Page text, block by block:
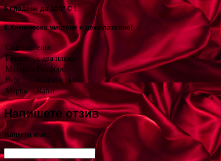
5.Гладене до 150º С !
6.Химическо чистене е нежелателно!
Спално бельо
Размер
с два плика
Материя Ранфорс
Вид
Класически
Марка
Bahar
Напишете отзив
Вашето име: